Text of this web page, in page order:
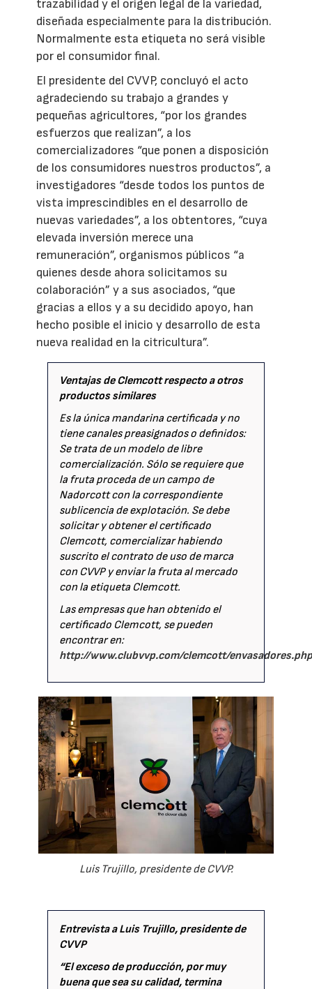
trazabilidad y el origen legal de la variedad,
diseñada especialmente para la distribución.
Normalmente esta etiqueta no será visible
por el consumidor final.
El presidente del CVVP, concluyó el acto
agradeciendo su trabajo a grandes y
pequeñas agricultores, “por los grandes
esfuerzos que realizan”, a los
comercializadores “que ponen a disposición
de los consumidores nuestros productos”, a
investigadores “desde todos los puntos de
vista imprescindibles en el desarrollo de
nuevas variedades”, a los obtentores, “cuya
elevada inversión merece una
remuneración”, organismos públicos “a
quienes desde ahora solicitamos su
colaboración” y a sus asociados, “que
gracias a ellos y a su decidido apoyo, han
hecho posible el inicio y desarrollo de esta
nueva realidad en la citricultura”.
Ventajas de Clemcott respecto a otros
productos similares
Es la única mandarina certificada y no
tiene canales preasignados o definidos:
Se trata de un modelo de libre
comercialización. Sólo se requiere que
la fruta proceda de un campo de
Nadorcott con la correspondiente
sublicencia de explotación. Se debe
solicitar y obtener el certificado
Clemcott, comercializar habiendo
suscrito el contrato de uso de marca
con CVVP y enviar la fruta al mercado
con la etiqueta Clemcott.
Las empresas que han obtenido el
certificado Clemcott, se pueden
encontrar en:
http://www.clubvvp.com/clemcott/envasadores.php
Luis Trujillo, presidente de CVVP.
Entrevista a Luis Trujillo, presidente de
CVVP
“El exceso de producción, por muy
buena que sea su calidad, termina